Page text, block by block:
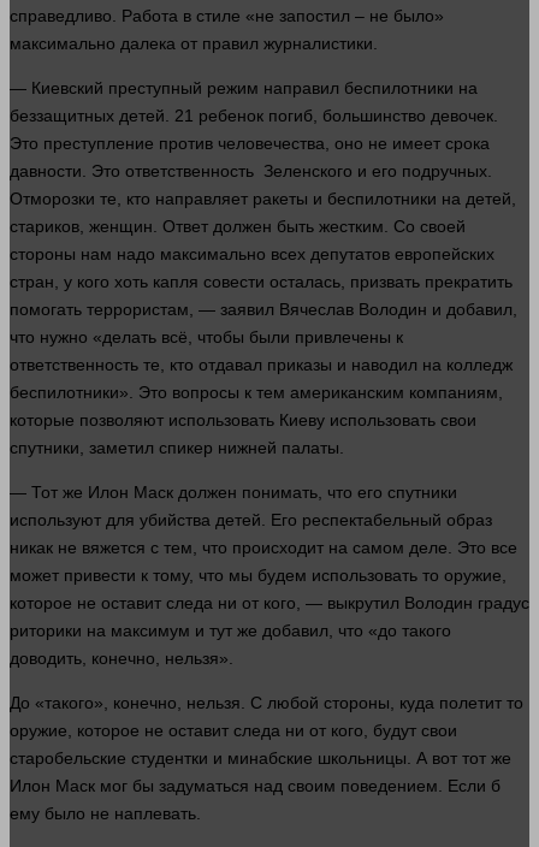
справедливо. Работа в стиле «не запостил – не было»
максимально далека от правил журналистики.
— Киевский преступный режим направил беспилотники на
беззащитных детей . 21 ребенок погиб, большинство девочек.
Это преступление против человечества, оно не имеет срока
давности . Это ответственность Зеленского и его подручных.
Отморозки те, кто направляет ракеты и беспилотники на детей
стариков, женщин. Ответ должен быть жестким. Со своей
стороны нам надо максимально всех депутатов европейских
стран, у кого хоть капля совести осталась, призвать прекратить
помогать террористам, — заявил Вячеслав Володин и добавил,
что нужно «делать всё, чтобы были привлечены к
ответственность те, кто отдавал приказы и наводил на колледж
беспилотники». Это вопросы к тем американским компаниям,
которые позволяют использовать Киеву использовать свои
спутники, заметил спикер нижней палаты.
— Тот же Илон Маск должен понимать, что его спутники
используют для убийства детей . Его респектабельный образ
никак не вяжется с тем, что происходит на самом деле. Это все
может привести к тому, что мы будем использовать то оружие
которое не оставит следа ни от кого, — выкрутил Володин градус
риторики на максимум и тут же добавил, что «до такого
доводить, конечно, нельзя».
До «такого», конечно, нельзя . С любой стороны , куда полетит то
оружие , которое не оставит следа ни от кого, будут свои
старобельские студентки и минабские школьницы. А вот тот же
Илон Маск мог бы задуматься над своим поведением. Если б
ему было не наплевать.